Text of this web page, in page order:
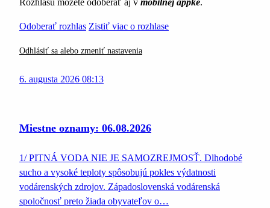
Rozhlasu môžete odoberať aj v mobilnej appke.
Odoberať rozhlas Zistiť viac o rozhlase
Odhlásiť sa alebo zmeniť nastavenia
6. augusta 2026 08:13
Miestne oznamy: 06.08.2026
1/ PITNÁ VODA NIE JE SAMOZREJMOSŤ. Dlhodobé
sucho a vysoké teploty spôsobujú pokles výdatnosti
vodárenských zdrojov. Západoslovenská vodárenská
spoločnosť preto žiada obyvateľov o…